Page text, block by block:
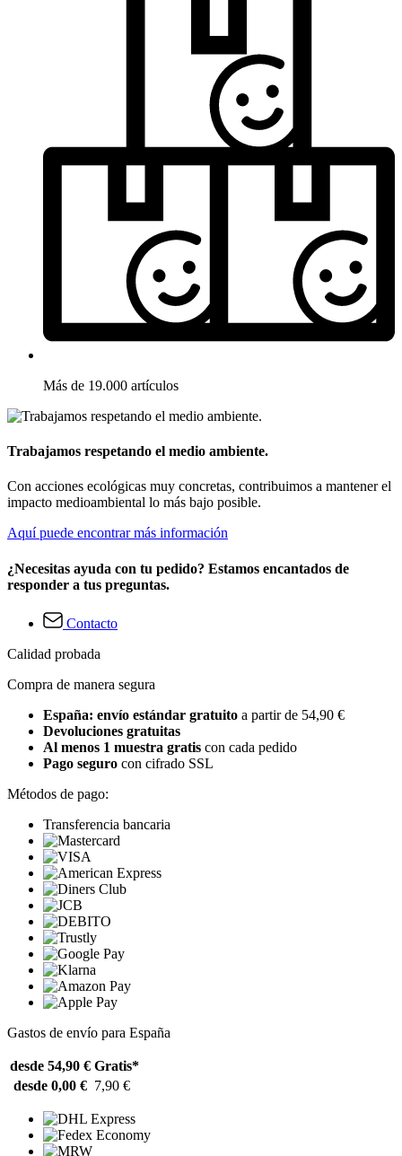
Más de 19.000 artículos
Trabajamos respetando el medio ambiente.
Con acciones ecológicas muy concretas, contribuimos a mantener el
impacto medioambiental lo más bajo posible.
Aquí puede encontrar más información
¿Necesitas ayuda con tu pedido? Estamos encantados de
responder a tus preguntas.
Contacto
Calidad probada
Compra de manera segura
España: envío estándar gratuito a partir de 54,90 €
Devoluciones gratuitas
Al menos 1 muestra gratis con cada pedido
Pago seguro con cifrado SSL
Métodos de pago:
Transferencia bancaria
Gastos de envío para España
desde 54,90 € Gratis*
desde 0,00 € 7,90 €